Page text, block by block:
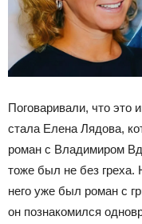
Поговаривали, что это
стала Елена Лядова,
роман с Владимиром
тоже был не без греха.
него уже был роман с
он познакомился